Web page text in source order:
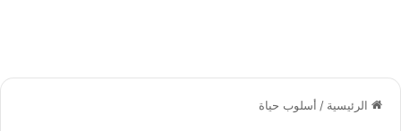
الرئيسية / أسلوب حياة